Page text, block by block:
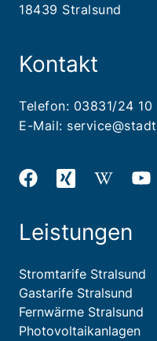
18439 Stralsund
Kontakt
Telefon: 03831/24 10
E-Mail:
Leistungen
Stromtarife Stralsund
Gastarife Stralsund
Fernwärme Stralsund
Photovoltaikanlagen